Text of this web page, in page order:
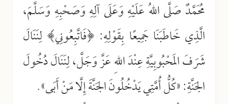
مُحَمَّدٌ صَلَّى اللهُ عَلَيْهِ وَعَلَى آلِهِ وَصَحْبِهِ وَسَلَّمَ،
الَّذِي خَاطَبَنَا جَمِيعًا بِقَوْلِهِ: ﴿فَاتَّبِعُونِي﴾ لِنَنَالَ
شَرَفَ المَحْبُوبِيَّةِ عِنْدَ اللهِ عَزَّ وَجَلَّ، لِنَنَالَ دُخُولَ
الجَنَّةِ: «كُلُّ أُمَّتِي يَدْخُلُونَ الجَنَّةَ إِلَّا مَنْ أَبَى».